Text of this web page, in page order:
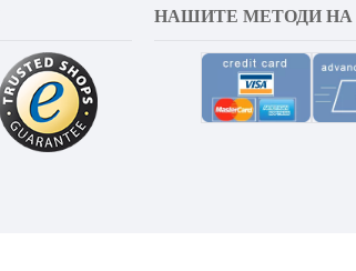
НАШИТЕ МЕТОДИ